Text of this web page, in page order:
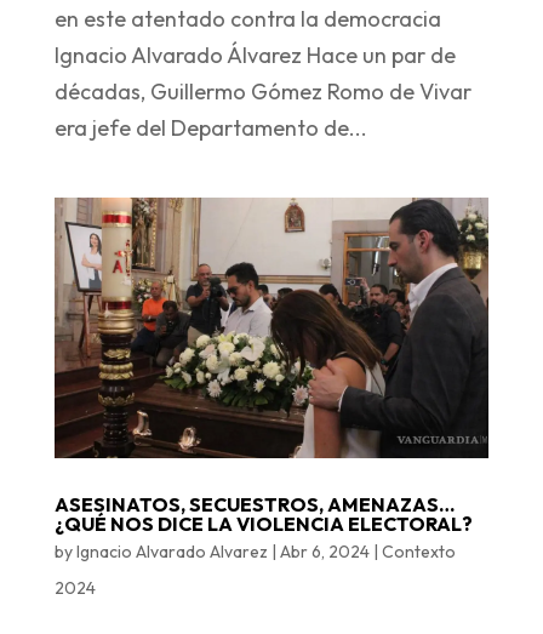
en este atentado contra la democracia
Ignacio Alvarado Álvarez Hace un par de
décadas, Guillermo Gómez Romo de Vivar
era jefe del Departamento de...
ASESINATOS, SECUESTROS, AMENAZAS…
¿QUÉ NOS DICE LA VIOLENCIA ELECTORAL?
byIgnacio Alvarado Alvarez | Abr 6, 2024| Contexto
2024